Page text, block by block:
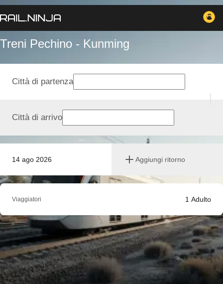
Treni Pechino - Kunming
14 ago 2026 Aggiungi ritorno
Città di partenza
Città di arrivo
Viaggiatori 1 Adulto